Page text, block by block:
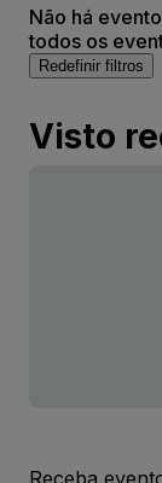
Não há
todos os
Redefinir filtros
Visto
Receba